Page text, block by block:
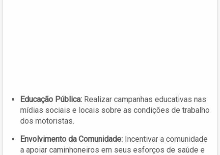
Educação Pública: Realizar campanhas educativas nas
mídias sociais e locais sobre as condições de trabalho
dos motoristas.
Envolvimento da Comunidade: Incentivar a comunidade
a apoiar caminhoneiros em seus esforços de saúde e